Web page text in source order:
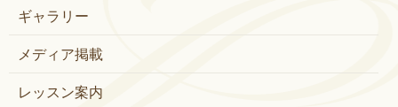
ギャラリー
メディア掲載
レッスン案内